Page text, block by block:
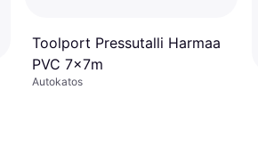
Toolport Pressutalli Harmaa
PVC 7x7m
Autokatos